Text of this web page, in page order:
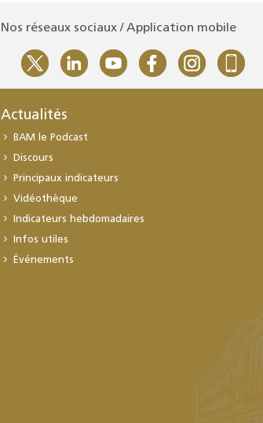
Nos réseaux sociaux / Application mobile
Actualités
BAM le Podcast
Discours
Principaux indicateurs
Vidéothèque
Indicateurs hebdomadaires
Infos utiles
Événements